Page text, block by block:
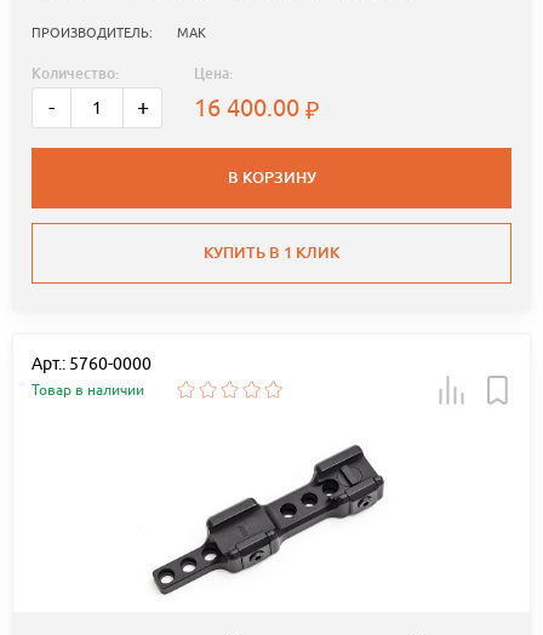
ПРОИЗВОДИТЕЛЬ: MAK
Количество:
- +
Цена:
16 400.00
В КОРЗИНУ
КУПИТЬ В 1 КЛИК
Арт.: 5760-0000
Товар в наличии